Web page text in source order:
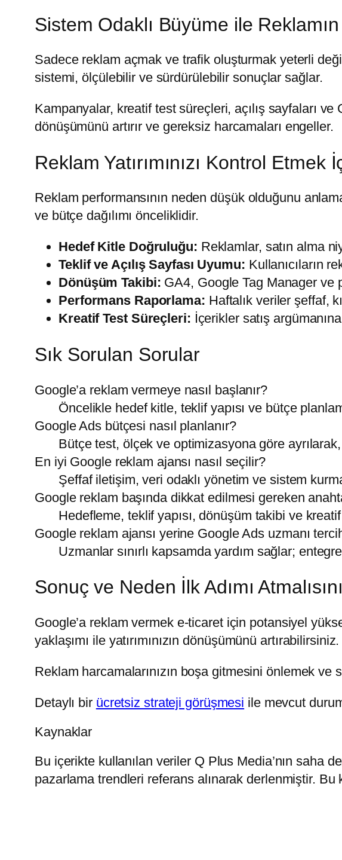
Sistem Odaklı Büyüme ile Reklamın
Sadece reklam açmak ve trafik oluşturmak yeterli
sistemi, ölçülebilir ve sürdürülebilir sonuçlar sağlar.
Kampanyalar, kreatif test süreçleri, açılış sayfaları
dönüşümünü artırır ve gereksiz harcamaları engeller.
Reklam Yatırımınızı Kontrol Etmek
Reklam performansının neden düşük olduğunu
ve bütçe dağılımı önceliklidir.
Hedef Kitle Doğruluğu: Reklamlar, satın alma
Teklif ve Açılış Sayfası Uyumu: Kullanıcıların
Dönüşüm Takibi: GA4, Google Tag Manager ve
Performans Raporlama: Haftalık veriler şeffaf,
Kreatif Test Süreçleri: İçerikler satış
Sık Sorulan Sorular
Google’a reklam vermeye nasıl başlanır?
Öncelikle hedef kitle, teklif yapısı ve bütçe
Google Ads bütçesi nasıl planlanır?
Bütçe test, ölçek ve optimizasyona göre ayrılarak,
En iyi Google reklam ajansı nasıl seçilir?
Şeffaf iletişim, veri odaklı yönetim ve sistem
Google reklam başında dikkat edilmesi gereken
Hedefleme, teklif yapısı, dönüşüm takibi ve
Google reklam ajansı yerine Google Ads uzmanı
Uzmanlar sınırlı kapsamda yardım sağlar;
Sonuç ve Neden İlk Adımı
Google’a reklam vermek e-ticaret için potansiyel
yaklaşımı ile yatırımınızın dönüşümünü artırabilirsiniz.
Reklam harcamalarınızın boşa gitmesini önlemek
Detaylı bir ücretsiz strateji görüşmesi ile mevcut
Kaynaklar
Bu içerikte kullanılan veriler Q Plus Media’nın saha
pazarlama trendleri referans alınarak derlenmiştir. Bu